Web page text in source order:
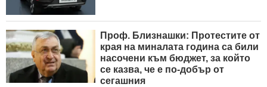
Проф. Близнашки: Протестите от
края на миналата година са били
насочени към бюджет, за който
се казва, че е по-добър от
сегашния